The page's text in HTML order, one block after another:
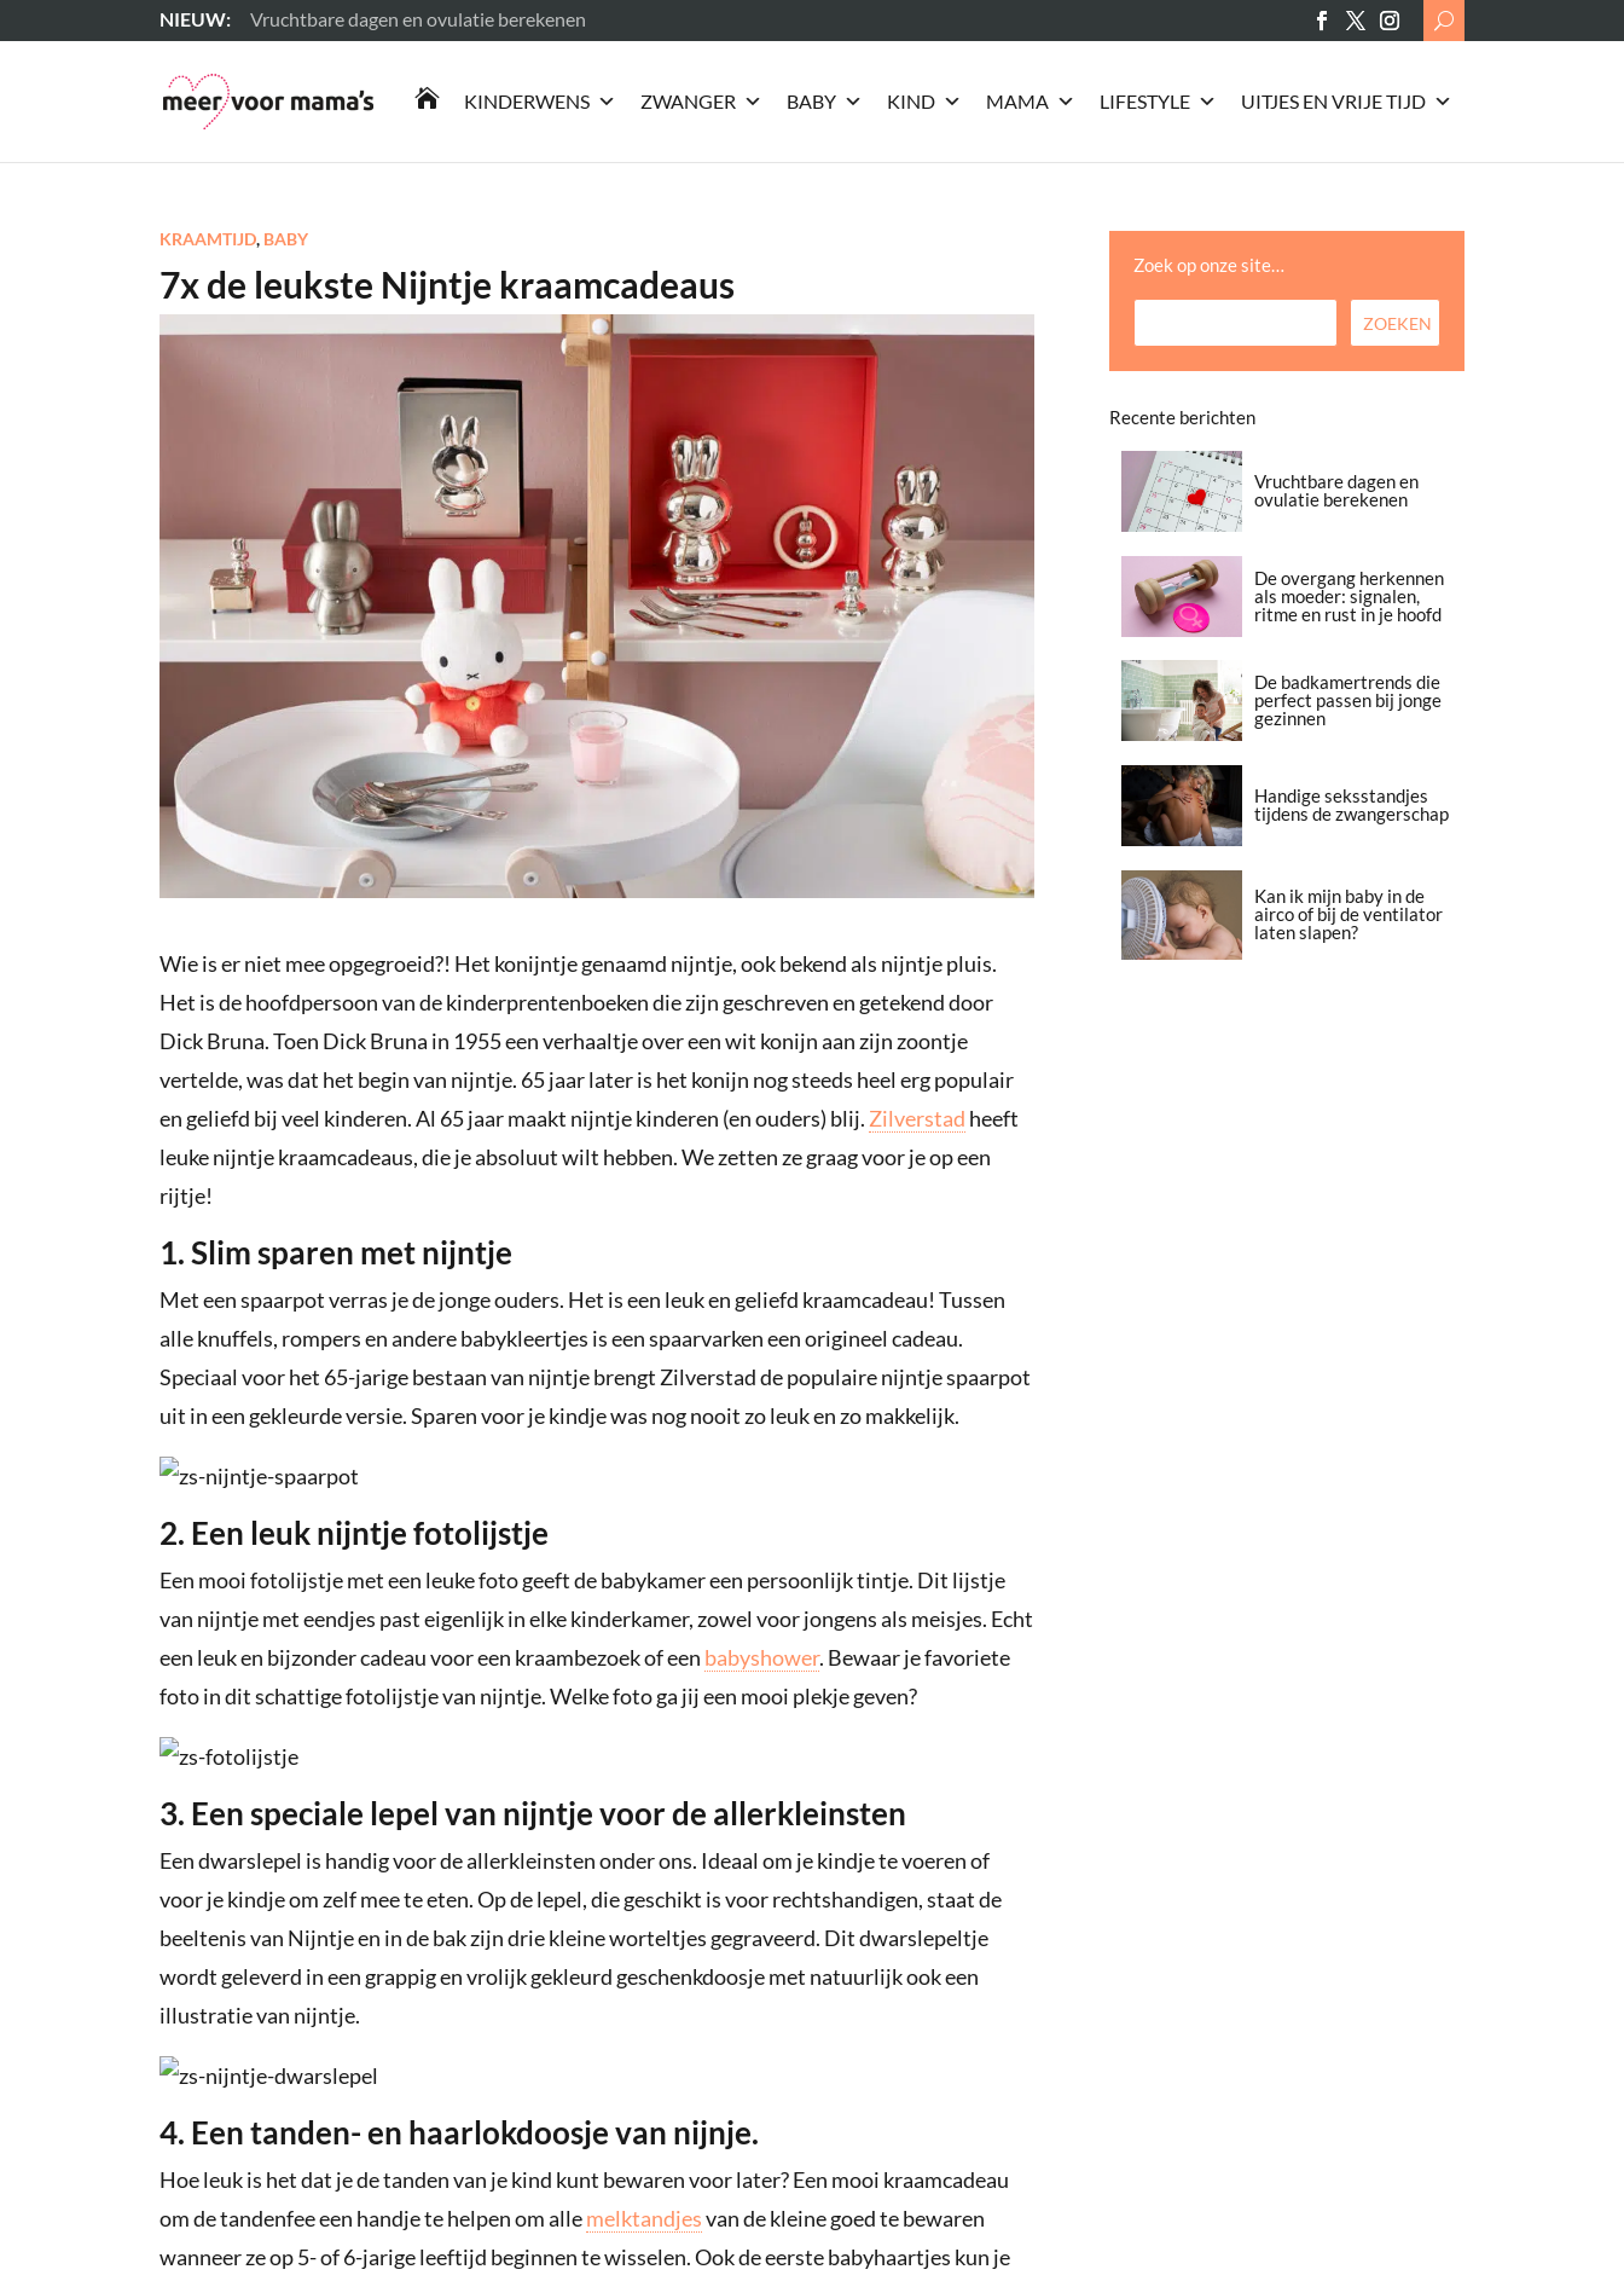
Vruchtbare dagen en ovulatie berekenen
Lees meer
Search
for:
 KINDERWENS ZWANGER BABY KIND MAMA LIFESTYLE UITJES EN VRIJE TIJD
KRAAMTIJD, BABY
7x de leukste Nijntje kraamcadeaus
Wie is er niet mee opgegroeid?! Het konijntje genaamd nijntje, ook bekend als nijntje pluis.
Het is de hoofdpersoon van de kinderprentenboeken die zijn geschreven en getekend door
Dick Bruna. Toen Dick Bruna in 1955 een verhaaltje over een wit konijn aan zijn zoontje
vertelde, was dat het begin van nijntje. 65 jaar later is het konijn nog steeds heel erg populair
en geliefd bij veel kinderen. Al 65 jaar maakt nijntje kinderen (en ouders) blij. Zilverstad heeft
leuke nijntje kraamcadeaus, die je absoluut wilt hebben. We zetten ze graag voor je op een
rijtje!
1. Slim sparen met nijntje
Met een spaarpot verras je de jonge ouders. Het is een leuk en geliefd kraamcadeau! Tussen
alle knuffels, rompers en andere babykleertjes is een spaarvarken een origineel cadeau.
Speciaal voor het 65-jarige bestaan van nijntje brengt Zilverstad de populaire nijntje spaarpot
uit in een gekleurde versie. Sparen voor je kindje was nog nooit zo leuk en zo makkelijk.
2. Een leuk nijntje fotolijstje
Een mooi fotolijstje met een leuke foto geeft de babykamer een persoonlijk tintje. Dit lijstje
van nijntje met eendjes past eigenlijk in elke kinderkamer, zowel voor jongens als meisjes. Echt
een leuk en bijzonder cadeau voor een kraambezoek of een babyshower. Bewaar je favoriete
foto in dit schattige fotolijstje van nijntje. Welke foto ga jij een mooi plekje geven?
3. Een speciale lepel van nijntje voor de allerkleinsten
Een dwarslepel is handig voor de allerkleinsten onder ons. Ideaal om je kindje te voeren of
voor je kindje om zelf mee te eten. Op de lepel, die geschikt is voor rechtshandigen, staat de
beeltenis van Nijntje en in de bak zijn drie kleine worteltjes gegraveerd. Dit dwarslepeltje
wordt geleverd in een grappig en vrolijk gekleurd geschenkdoosje met natuurlijk ook een
illustratie van nijntje.
4. Een tanden- en haarlokdoosje van nijnje.
Hoe leuk is het dat je de tanden van je kind kunt bewaren voor later? Een mooi kraamcadeau
om de tandenfee een handje te helpen om allemelktandjesvan de kleine goed te bewaren
wanneer ze op 5- of 6-jarige leeftijd beginnen te wisselen. Ook de eerste babyhaartjes kun je
Zoek op onze site…
Recente berichten
Vruchtbare dagen en
ovulatie berekenen
De overgang herkennen
als moeder: signalen,
ritme en rust in je hoofd
De badkamertrends die
perfect passen bij jonge
gezinnen
Handige seksstandjes
tijdens de zwangerschap
Kan ik mijn baby in de
airco of bij de ventilator
laten slapen?